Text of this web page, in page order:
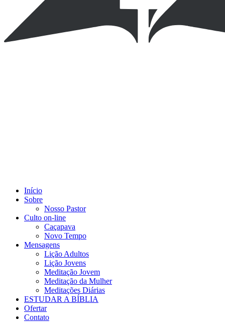
Início
Sobre
Nosso Pastor
Culto on-line
Caçapava
Novo Tempo
Mensagens
Lição Adultos
Lição Jovens
Meditação Jovem
Meditação da Mulher
Meditações Diárias
ESTUDAR A BÍBLIA
Ofertar
Contato